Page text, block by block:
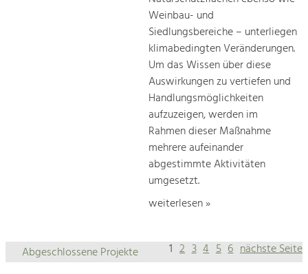
Weinbau- und
Siedlungsbereiche – unterliegen
klimabedingten Veränderungen.
Um das Wissen über diese
Auswirkungen zu vertiefen und
Handlungsmöglichkeiten
aufzuzeigen, werden im
Rahmen dieser Maßnahme
mehrere aufeinander
abgestimmte Aktivitäten
umgesetzt.
weiterlesen »
1 2 3 4 5 6 nächste Seite
Abgeschlossene Projekte